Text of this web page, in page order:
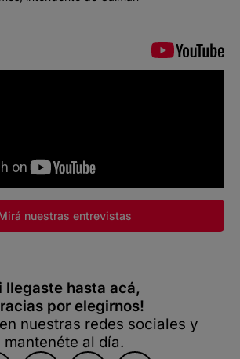
nuestras entrevistas
llegaste hasta acá,
por elegirnos!
nuestras redes sociales y
mantenéte al día.